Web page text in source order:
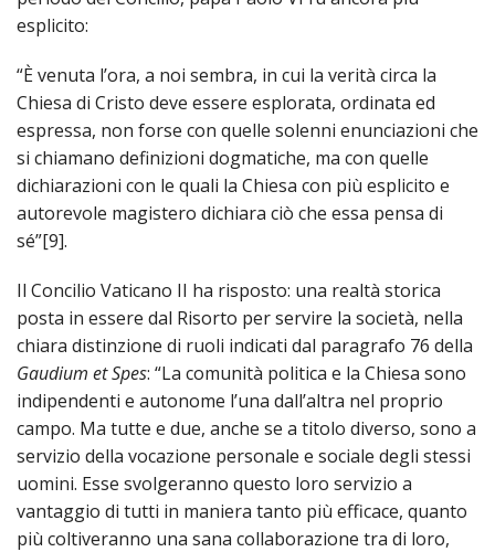
esplicito:
“È venuta l’ora, a noi sembra, in cui la verità circa la
Chiesa di Cristo deve essere esplorata, ordinata ed
espressa, non forse con quelle solenni enunciazioni che
si chiamano definizioni dogmatiche, ma con quelle
dichiarazioni con le quali la Chiesa con più esplicito e
autorevole magistero dichiara ciò che essa pensa di
sé”[9].
Il Concilio Vaticano II ha risposto: una realtà storica
posta in essere dal Risorto per servire la società, nella
chiara distinzione di ruoli indicati dal paragrafo 76 della
Gaudium et Spes: “La comunità politica e la Chiesa sono
indipendenti e autonome l’una dall’altra nel proprio
campo. Ma tutte e due, anche se a titolo diverso, sono a
servizio della vocazione personale e sociale degli stessi
uomini. Esse svolgeranno questo loro servizio a
vantaggio di tutti in maniera tanto più efficace, quanto
più coltiveranno una sana collaborazione tra di loro,